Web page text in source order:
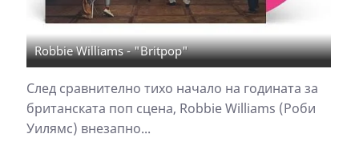
Robbie Williams - "Britpop"
След сравнително тихо начало на годината за
британската поп сцена, Robbie Williams (Роби
Уилямс) внезапно...